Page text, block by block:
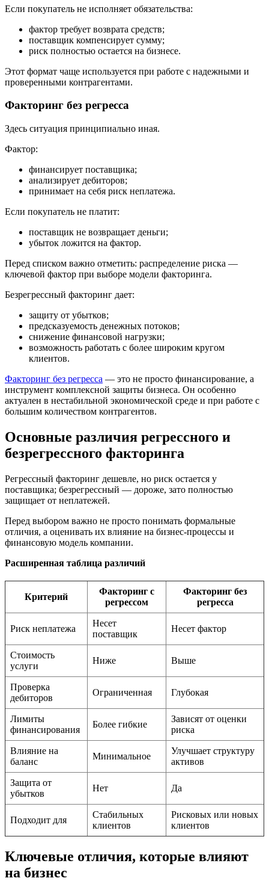
Если покупатель не исполняет обязательства:
фактор требует возврата средств;
поставщик компенсирует сумму;
риск полностью остается на бизнесе.
Этот формат чаще используется при работе с надежными и
проверенными контрагентами.
Факторинг без регресса
Здесь ситуация принципиально иная.
Фактор:
финансирует поставщика;
анализирует дебиторов;
принимает на себя риск неплатежа.
Если покупатель не платит:
поставщик не возвращает деньги;
убыток ложится на фактор.
Перед списком важно отметить: распределение риска —
ключевой фактор при выборе модели факторинга.
Безрегрессный факторинг дает:
защиту от убытков;
предсказуемость денежных потоков;
снижение финансовой нагрузки;
возможность работать с более широким кругом
клиентов.
Факторинг без регресса — это не просто финансирование, а
инструмент комплексной защиты бизнеса. Он особенно
актуален в нестабильной экономической среде и при работе с
большим количеством контрагентов.
Основные различия регрессного и
безрегрессного факторинга
Регрессный факторинг дешевле, но риск остается у
поставщика; безрегрессный — дороже, зато полностью
защищает от неплатежей.
Перед выбором важно не просто понимать формальные
отличия, а оценивать их влияние на бизнес-процессы и
финансовую модель компании.
Расширенная таблица различий
Критерий
Факторинг с
регрессом
Факторинг без
регресса
Риск неплатежа
Несет
поставщик
Несет фактор
Стоимость
услуги
Ниже Выше
Проверка
дебиторов
Ограниченная Глубокая
Лимиты
финансирования
Более гибкие
Зависят от оценки
риска
Влияние на
баланс
Минимальное
Улучшает структуру
активов
Защита от
убытков
Нет Да
Подходит для
Стабильных
клиентов
Рисковых или новых
клиентов
Ключевые отличия, которые влияют
на бизнес